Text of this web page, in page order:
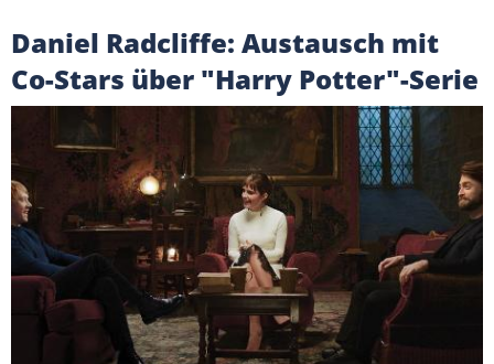
Daniel Radcliffe: Austausch mit
Co-Stars über "Harry Potter"-Serie